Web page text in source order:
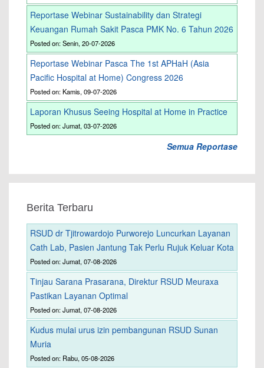
Reportase Webinar Sustainability dan Strategi
Keuangan Rumah Sakit Pasca PMK No. 6 Tahun 2026
Posted on: Senin, 20-07-2026
Reportase Webinar Pasca The 1st APHaH (Asia
Pacific Hospital at Home) Congress 2026
Posted on: Kamis, 09-07-2026
Laporan Khusus Seeing Hospital at Home in Practice
Posted on: Jumat, 03-07-2026
Semua Reportase
Berita Terbaru
RSUD dr Tjitrowardojo Purworejo Luncurkan Layanan
Cath Lab, Pasien Jantung Tak Perlu Rujuk Keluar Kota
Posted on: Jumat, 07-08-2026
Tinjau Sarana Prasarana, Direktur RSUD Meuraxa
Pastikan Layanan Optimal
Posted on: Jumat, 07-08-2026
Kudus mulai urus izin pembangunan RSUD Sunan
Muria
Posted on: Rabu, 05-08-2026